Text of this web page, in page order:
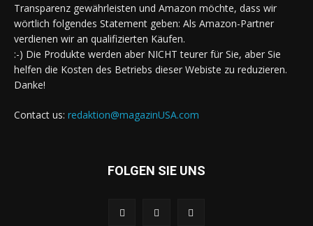
Transparenz gewährleisten und Amazon möchte, dass wir
wörtlich folgendes Statement geben: Als Amazon-Partner
verdienen wir an qualifizierten Käufen.
:-) Die Produkte werden aber NICHT teurer für Sie, aber Sie
helfen die Kosten des Betriebs dieser Webiste zu reduzieren.
Danke!
Contact us: redaktion@magazinUSA.com
FOLGEN SIE UNS